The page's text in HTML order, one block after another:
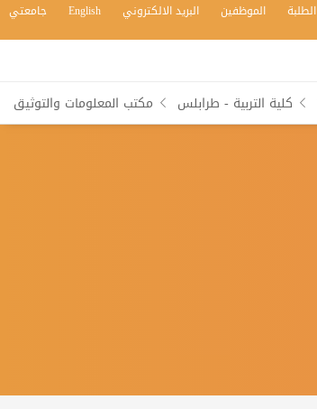
الطلبة الموظفين البريد الالكتروني English جامعتي
كلية التربية - طرابلس مكتب المعلومات والتوثيق